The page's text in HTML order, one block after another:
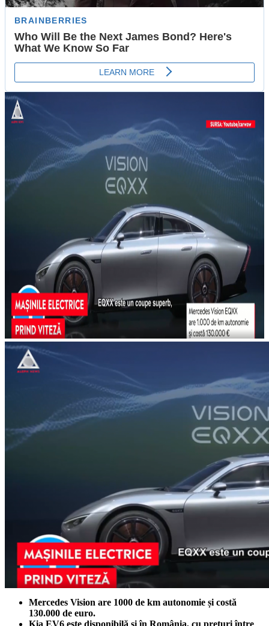
Mercedes Vision are 1000 de km autonomie și costă
130.000 de euro.
Kia EV6 este disponibilă și în România, cu prețuri între